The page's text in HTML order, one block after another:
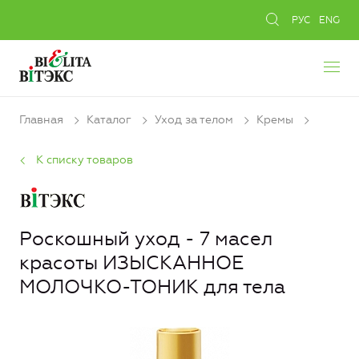
РУС ENG
Главная Каталог Уход за телом Кремы
К списку товаров
Роскошный уход - 7 масел
красоты ИЗЫСКАННОЕ
МОЛОЧКО-ТОНИК для тела